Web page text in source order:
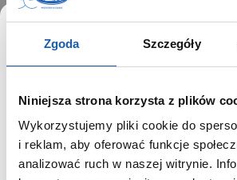
Zgoda Szczegóły
Niniejsza strona korzysta z plików
Wykorzystujemy pliki cookie do
i reklam, aby oferować funkcje
analizować ruch w naszej witrynie.
Historia
Misja, wizja i wartości Grupy Zibi
Ważne daty
Zgoda na ciasteczka
PRODUKTY
Zegarki
SZANOWNY
SZANOWNA